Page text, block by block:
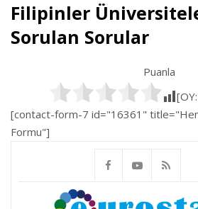
Filipinler
Sorulan Sorular
Puanla
[OY:
[contact-form-7 id="16361"
Formu"]